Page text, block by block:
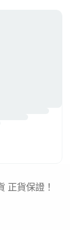
正貨保證！